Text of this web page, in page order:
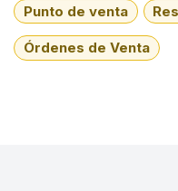
Punto de venta
Órdenes de Venta